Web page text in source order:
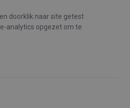
doorklik naar site getest
analytics opgezet om te